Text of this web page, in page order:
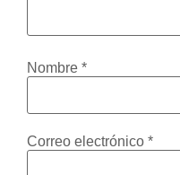
Nombre *
Correo electrónico *